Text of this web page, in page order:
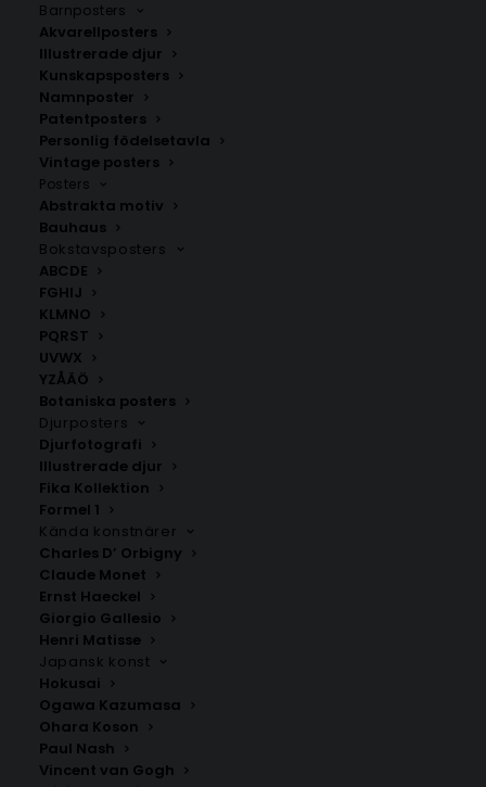
Barnposters
Akvarellposters
Illustrerade djur
Kunskapsposters
Namnposter
Patentposters
Personlig födelsetavla
Vintage posters
Posters
Abstrakta motiv
Bauhaus
Bokstavsposters
ABCDE
FGHIJ
KLMNO
PQRST
UVWX
YZÅÄÖ
Botaniska posters
Djurposters
Djurfotografi
Illustrerade djur
Fika Kollektion
Formel 1
Kända konstnärer
Charles D’ Orbigny
Claude Monet
Ernst Haeckel
Giorgio Gallesio
Henri Matisse
Japansk konst
Hokusai
Ogawa Kazumasa
Ohara Koson
Paul Nash
Vincent van Gogh
Stilren och vacker handmålade illustration av valar.
Affischen passar jättefint med andra färg- och
lekfulla posters i ett barnrum och i resten av
hemmet. Andra trendiga djurmotiv hittar du
Akvarellposters,Barnposters
djur,Kunskapsposters
Poster med bokstaven U i
LEGO stil
Fr.149.00